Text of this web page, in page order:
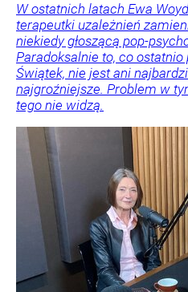
W ostatnich latach Ewa
terapeutki uzależnień
niekiedy głoszącą pop-
Paradoksalnie to, co ostatnio
Świątek, nie jest ani
najgroźniejsze. Problem w
tego nie widzą.